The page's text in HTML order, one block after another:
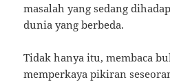
masalah yang sedang
dunia yang berbeda.
Tidak hanya itu, membaca
memperkaya pikiran